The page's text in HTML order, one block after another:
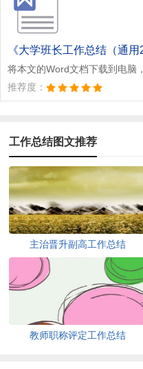
《大学班长工作总结（通用
将本文的Word文档下载到电脑
推荐度：
工作总结图文推荐
主治晋升副高工作总结
教师职称评定工作总结